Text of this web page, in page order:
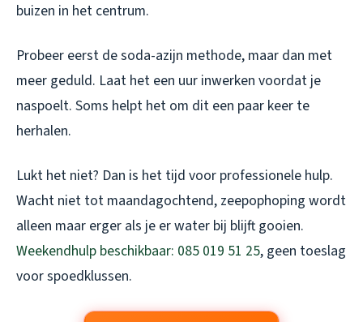
buizen in het centrum.
Probeer eerst de soda-azijn methode, maar dan met
meer geduld. Laat het een uur inwerken voordat je
naspoelt. Soms helpt het om dit een paar keer te
herhalen.
Lukt het niet? Dan is het tijd voor professionele hulp.
Wacht niet tot maandagochtend, zeepophoping wordt
alleen maar erger als je er water bij blijft gooien.
Weekendhulp beschikbaar: 085 019 51 25, geen toeslag
voor spoedklussen.